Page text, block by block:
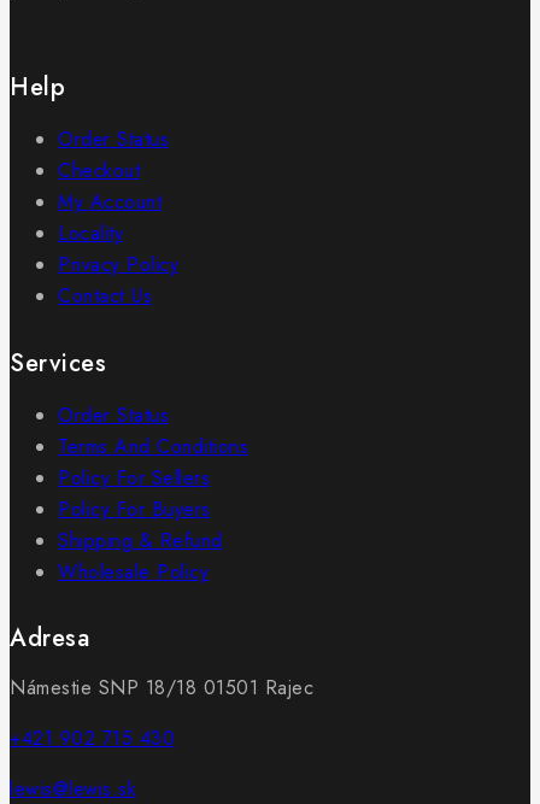
Help
Order Status
Checkout
My Account
Locality
Privacy Policy
Contact Us
Services
Order Status
Terms And Conditions
Policy For Sellers
Policy For Buyers
Shipping & Refund
Wholesale Policy
Adresa
Námestie SNP 18/18 01501 Rajec
+421 902 715 430
lewis@lewis.sk